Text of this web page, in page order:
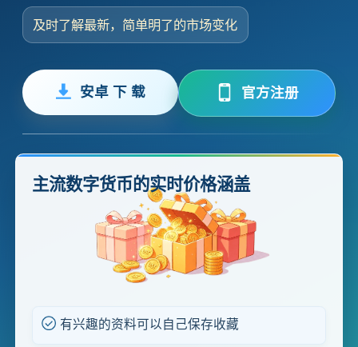
及时了解最新，简单明了的市场变化
安卓 下 载 官方注册
主流数字货币的实时价格涵盖
有兴趣的资料可以自己保存收藏